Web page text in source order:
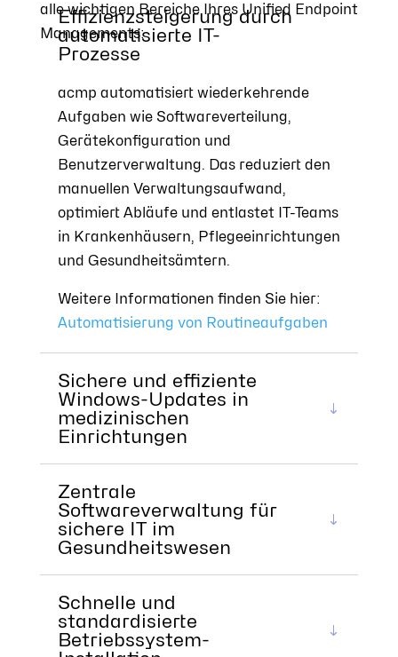
alle wichtigen Bereiche Ihres Unified Endpoint
Managements:
Effizienzsteigerung durch
automatisierte IT-
Prozesse
acmp automatisiert wiederkehrende
Aufgaben wie Softwareverteilung,
Gerätekonfiguration und
Benutzerverwaltung. Das reduziert den
manuellen Verwaltungsaufwand,
optimiert Abläufe und entlastet IT-Teams
in Krankenhäusern, Pflegeeinrichtungen
und Gesundheitsämtern.
Weitere Informationen finden Sie hier:
Automatisierung von Routineaufgaben
Sichere und effiziente
Windows-Updates in
medizinischen
Einrichtungen
Zentrale
Softwareverwaltung für
sichere IT im
Gesundheitswesen
Schnelle und
standardisierte
Betriebssystem-